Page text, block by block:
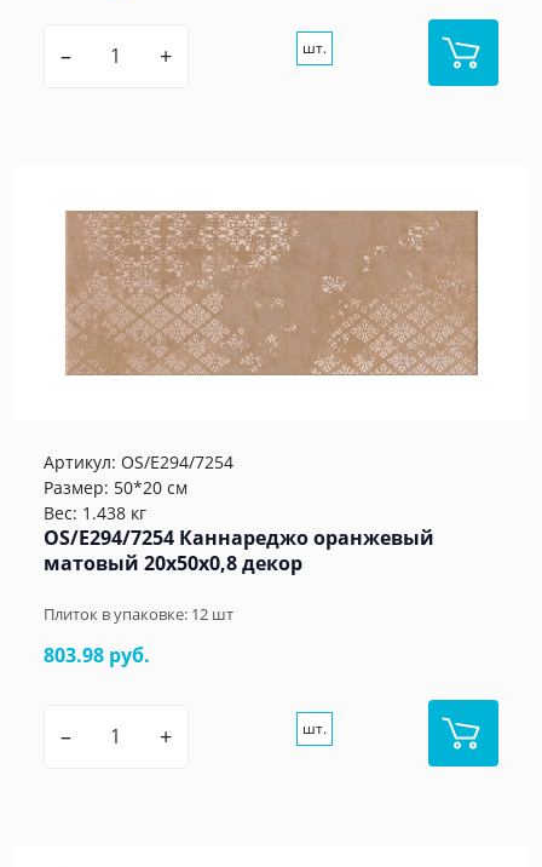
– + шт.
Артикул: OS/E294/7254
Размер: 50*20 см
Вес: 1.438 кг
OS/E294/7254 Каннареджо оранжевый
матовый 20x50x0,8 декор
Плиток в упаковке: 12 шт
803.98 руб.
– + шт.